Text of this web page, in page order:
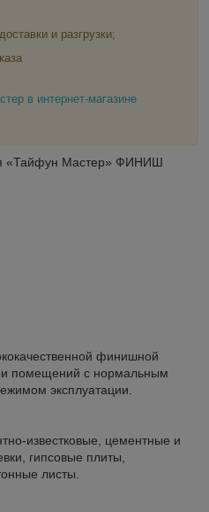
и разгрузки;
в интернет-магазине
«Тайфун Мастер» ФИНИШ
финишной
помещений с нормальным
эксплуатации.
известковые, цементные и
гипсовые плиты,
листы.